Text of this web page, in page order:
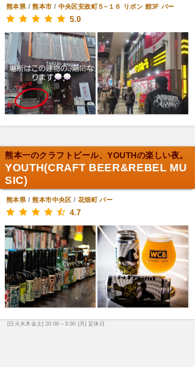
熊本県/熊本市 / 中央区安政町５−１６ リボン 館3F バー
5.0
熊本一のクラフトビール、YOUTHの楽しい夜。
YOUTH(CRAFT BEER&REBEL MU
SIC)
熊本県/熊本市中央区 / 花畑町 バー
4.7
[日火水木金土] 20:00～3:00 [月] 定休日